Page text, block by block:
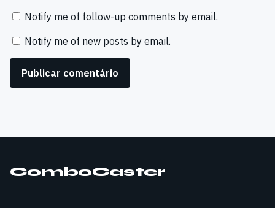
Notify me of follow-up comments by email.
Notify me of new posts by email.
ComboCaster